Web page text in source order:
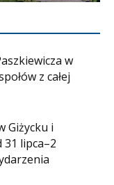
w
z całej
Giżycku i
31 lipca–2